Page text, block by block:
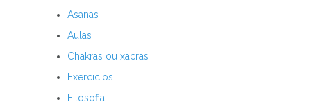
Asanas
Aulas
Chakras ou xacras
Exercicios
Filosofia